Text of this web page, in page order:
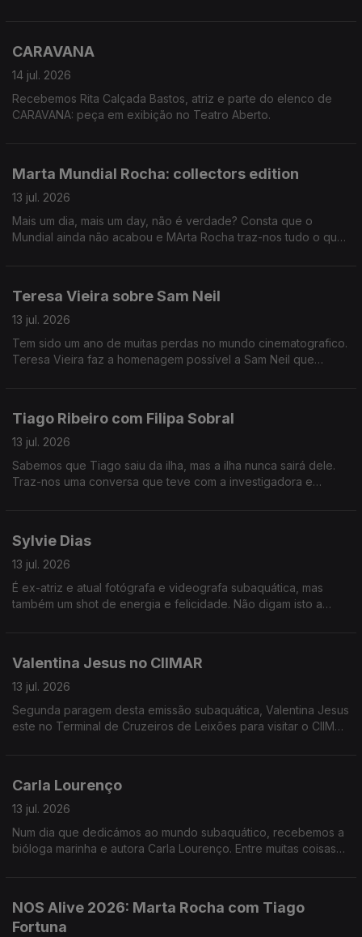
CARAVANA
14 jul. 2026
Recebemos Rita Calçada Bastos, atriz e parte do elenco de
CARAVANA: peça em exibição no Teatro Aberto.
Marta Mundial Rocha: collectors edition
13 jul. 2026
Mais um dia, mais um day, não é verdade? Consta que o
Mundial ainda não acabou e MArta Rocha traz-nos tudo o que
Teresa Vieira sobre Sam Neil
13 jul. 2026
Tem sido um ano de muitas perdas no mundo cinematografico.
Teresa Vieira faz a homenagem possível a Sam Neil que
Tiago Ribeiro com Filipa Sobral
13 jul. 2026
Sabemos que Tiago saiu da ilha, mas a ilha nunca sairá dele.
Traz-nos uma conversa que teve com a investigadora e
Sylvie Dias
13 jul. 2026
É ex-atriz e atual fotógrafa e videografa subaquática, mas
também um shot de energia e felicidade. Não digam isto a
Valentina Jesus no CIIMAR
13 jul. 2026
Segunda paragem desta emissão subaquática, Valentina Jesus
este no Terminal de Cruzeiros de Leixões para visitar o CIIMAR
Carla Lourenço
13 jul. 2026
Num dia que dedicámos ao mundo subaquático, recebemos a
bióloga marinha e autora Carla Lourenço. Entre muitas coisas
NOS Alive 2026: Marta Rocha com Tiago
Fortuna